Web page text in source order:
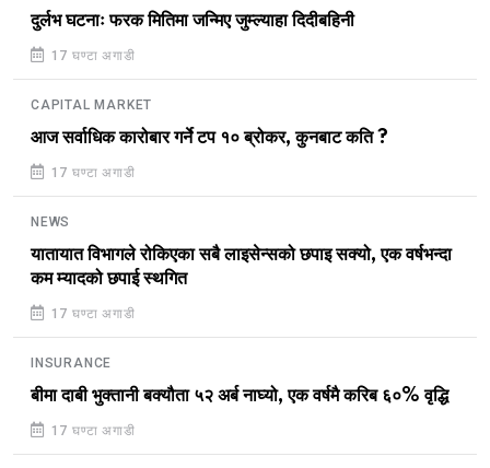
दुर्लभ घटनाः फरक मितिमा जन्मिए जुम्ल्याहा दिदीबहिनी
17 घण्टा अगाडी
CAPITAL MARKET
आज सर्वाधिक कारोबार गर्ने टप १० ब्रोकर, कुनबाट कति ?
17 घण्टा अगाडी
NEWS
यातायात विभागले रोकिएका सबै लाइसेन्सको छपाइ सक्यो, एक वर्षभन्दा
कम म्यादको छपाई स्थगित
17 घण्टा अगाडी
INSURANCE
बीमा दाबी भुक्तानी बक्यौता ५२ अर्ब नाघ्यो, एक वर्षमै करिब ६०% वृद्धि
17 घण्टा अगाडी